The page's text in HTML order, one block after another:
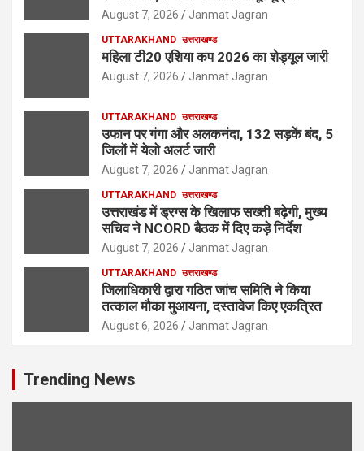
August 7, 2026 Janmat Jagran
UTTARAKHAND उत्तराखण्ड
महिला टी20 एशिया कप 2026 का शेड्यूल जारी
August 7, 2026 Janmat Jagran
UTTARAKHAND उत्तराखण्ड
उफान पर गंगा और अलकनंदा, 132 सड़कें बंद, 5
जिलों में येलो अलर्ट जारी
August 7, 2026 Janmat Jagran
UTTARAKHAND उत्तराखण्ड
उत्तराखंड में ड्रग्स के खिलाफ सख्ती बढ़ेगी, मुख्य
सचिव ने NCORD बैठक में दिए कड़े निर्देश
August 7, 2026 Janmat Jagran
UTTARAKHAND उत्तराखण्ड
जिलाधिकारी द्वारा गठित जांच समिति ने किया
तत्काल मौका मुआयना, दस्तावेज किए एकत्रित
August 6, 2026 Janmat Jagran
Trending News